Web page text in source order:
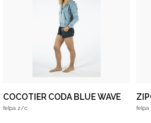
COCOTIER CODA BLUE WAVE
felpa z/c